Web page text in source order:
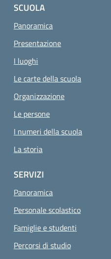
SCUOLA
Panoramica
Presentazione
I luoghi
Le carte della scuola
Organizzazione
Le persone
I numeri della scuola
La storia
SERVIZI
Panoramica
Personale scolastico
Famiglie e studenti
Percorsi di studio